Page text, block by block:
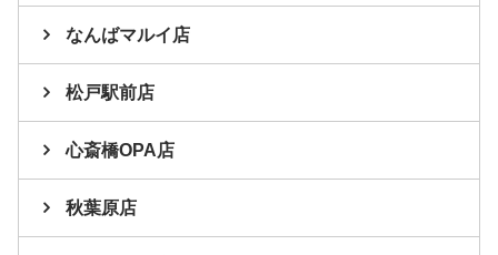
なんばマルイ店
松戸駅前店
心斎橋OPA店
秋葉原店